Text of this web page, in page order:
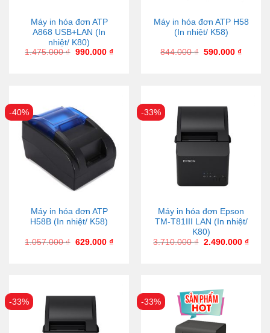
Máy in hóa đơn ATP
A868 USB+LAN (In
nhiệt/ K80)
1.475.000₫ 990.000 ₫
Máy in hóa đơn ATP H58
(In nhiệt/ K58)
844.000₫ 590.000 ₫
-40%
Máy in hóa đơn ATP
H58B (In nhiệt/ K58)
1.057.000₫ 629.000 ₫
-33%
Máy in hóa đơn Epson
TM-T81III LAN (In nhiệt/
K80)
3.710.000₫ 2.490.000 ₫
-33% -33%